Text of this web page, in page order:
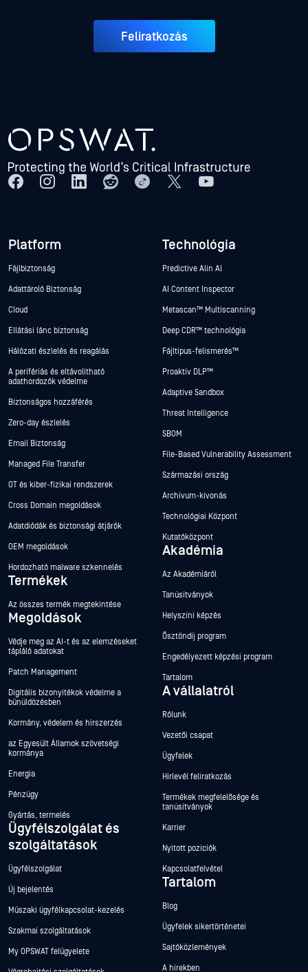
Feliratkozás
Platform
Fájlbiztonság
Adattároló Biztonság
Cloud
Ellátási lánc biztonság
Hálózati észlelés és reagálás
A perifériás és eltávolítható
adathordozók védelme
Biztonságos hozzáférés
Zero-day észlelés
Email Biztonság
Managed File Transfer
OT és kiber-fizikai rendszerek
Cross Domain megoldások
Adatdiódák és biztonsági átjárók
OEM megoldások
Hordozható malware szkennelés
Termékek
Az összes termék megtekintése
Megoldások
Védje meg az AI-t és az elemzéseket
tápláló adatokat
Patch Management
Digitális bizonyítékok védelme a
bűnüldözésben
Kormány, védelem és hírszerzés
az Egyesült Államok szövetségi
kormánya
Energia
Pénzügy
Gyártás, termelés
Ügyfélszolgálat és
szolgáltatások
Ügyfélszolgálat
Új bejelentés
Műszaki ügyfélkapcsolat-kezelés
Szakmai szolgáltatások
My OPSWAT felügyelete
Technológia
Predictive Alin AI
AI Content Inspector
Metascan™ Multiscanning
Deep CDR™ technológia
Fájltípus-felismerés™
Proaktív DLP™
Adaptive Sandbox
Threat Intelligence
SBOM
File-Based Vulnerability Assessment
Származási ország
Archívum-kivonás
Technológiai Központ
Kutatóközpont
Akadémia
Az Akadémiáról
Tanúsítványok
Helyszíni képzés
Ösztöndíj program
Engedélyezett képzési program
Tartalom
A vállalatról
Rólunk
Vezetői csapat
Ügyfelek
Hírlevél feliratkozás
Termékek megfelelősége és
tanúsítványok
Karrier
Nyitott pozíciók
Kapcsolatfelvétel
Tartalom
Blog
Ügyfelek sikertörténetei
Sajtóközlemények
A hírekben